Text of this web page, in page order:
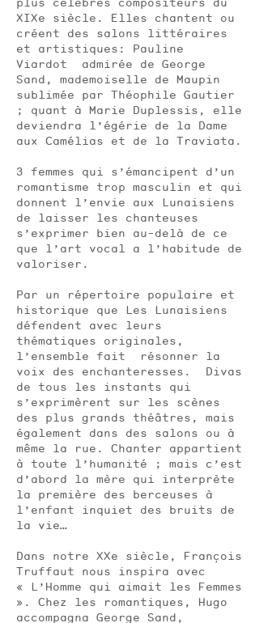
XIXe siècle. Elles chantent ou
créent des salons littéraires
et artistiques: Pauline
Viardot admirée de George
Sand, mademoiselle de Maupin
sublimée par Théophile Gautier
; quant à Marie Duplessis, elle
deviendra l’égérie de la Dame
aux Camélias et de la Traviata.
3 femmes qui s’émancipent d’un
romantisme trop masculin et qui
donnent l’envie aux Lunaisiens
de laisser les chanteuses
s’exprimer bien au-delà de ce
que l’art vocal a l’habitude de
valoriser.
Par un répertoire populaire et
historique que Les Lunaisiens
défendent avec leurs
thématiques originales,
l’ensemble fait résonner la
voix des enchanteresses. Divas
de tous les instants qui
s’exprimèrent sur les scènes
des plus grands théâtres, mais
également dans des salons ou à
même la rue. Chanter appartient
à toute l’humanité ; mais c’est
d’abord la mère qui interprète
la première des berceuses à
l’enfant inquiet des bruits de
la vie…
Dans notre XXe siècle, François
Truffaut nous inspira avec
« L’Homme qui aimait les Femmes
». Chez les romantiques, Hugo
accompagna George Sand,